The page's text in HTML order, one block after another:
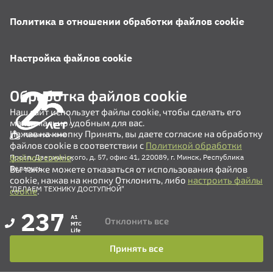
Просп. Дзержинского, д. 57, офис 41, 220089, г. Минск, Республика
Беларусь
"ДЕЛАЕМ ТЕХНИКУ ДОСТУПНОЙ"
237
A1
MTC
Life
+375 (17) 311-35-80
Политика в отношении обработки файлов cookie
Настройка файлов cookie
Обработка файлов cookie
Наш сайт использует файлы cookie, чтобы сделать его
максимально удобным для вас.
Нажав на кнопку Принять, вы даете согласие на обработку
файлов cookie в соответствии с Политикой обработки
файлов cookie.
Вы также можете отказаться от использования файлов
cookie, нажав на кнопку Отклонить, либо настроить файлы
cookie.
Принять все
Отклонить все